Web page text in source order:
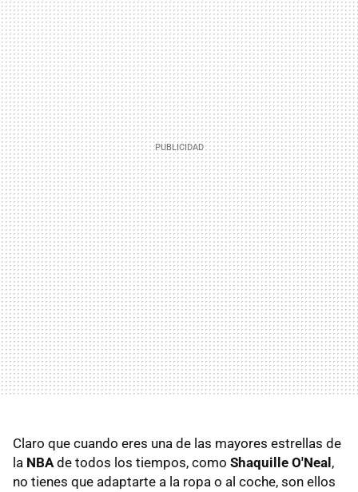
Claro que cuando eres una de las mayores estrellas de
la NBAde todos los tiempos, como Shaquille O'Neal ,
no tienes que adaptarte a la ropa o al coche, son ellos